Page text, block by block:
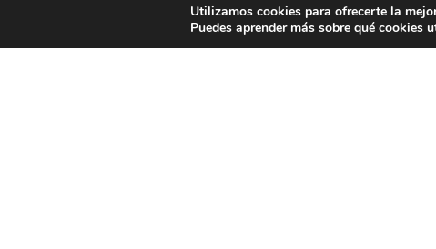
Utilizamos cookies para ofrecerte la
Puedes aprender más sobre qué